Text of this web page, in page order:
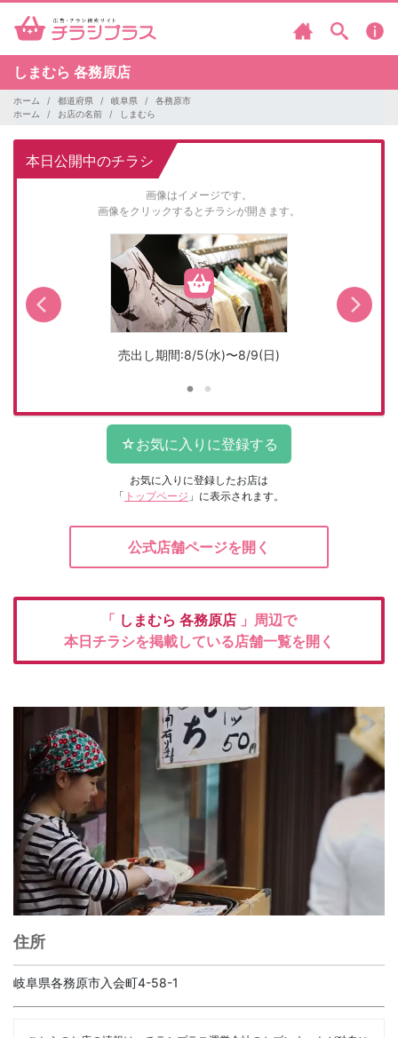
しまむら 各務原店
ホーム 都道府県 岐阜県
各務原市
ホーム
お店の名前 しまむら
本日公開中のチラシ
画像はイメージです。
画像をクリックするとチラシが開きます。
売出し期間:8/5(水)〜8/9(日)
お気に入りに登録したお店は
「 トップページ 」に表示されます。
公式店舗ページを開く
「 しまむら 各務原店 」周辺で
本日チラシを掲載している店舗一覧を開く
住所
岐阜県各務原市入会町4-58-1